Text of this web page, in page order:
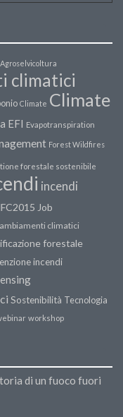
Agroselvicoltura
climatici
Climate Climate
EFI Evapotranspiration
Forest Wildfires
forestale sostenibile
incendi
Job
climatici
forestale
incendi
Sostenibilità Tecnologia
workshop
di un fuoco fuori